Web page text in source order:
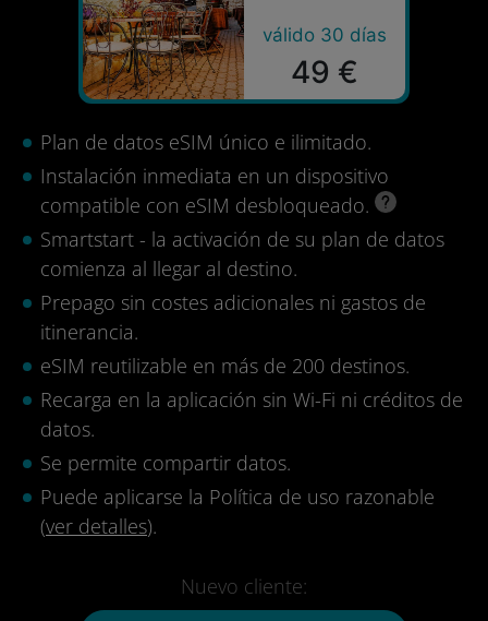
válido 30 días
49 €
Plan de datos eSIM único e ilimitado.
Instalación inmediata en un dispositivo
compatible con eSIM desbloqueado.
Smartstart - la activación de su plan de datos
comienza al llegar al destino.
Prepago sin costes adicionales ni gastos de
itinerancia.
eSIM reutilizable en más de 200 destinos.
Recarga en la aplicación sin Wi-Fi ni créditos de
datos.
Se permite compartir datos.
Puede aplicarse la Política de uso razonable
(ver detalles).
Nuevo cliente: